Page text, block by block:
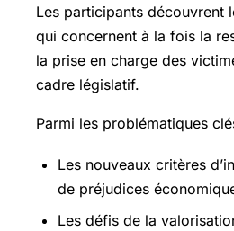
Les participants découvrent
qui concernent à la fois la
la prise en charge des
cadre législatif.
Parmi les problématiques
Les nouveaux critères
de préjudices
Les défis de la